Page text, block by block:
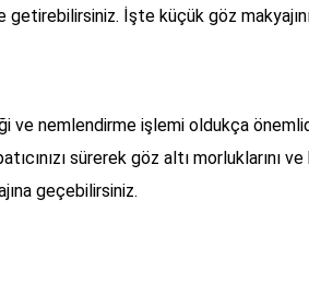
İşte küçük göz
ve nemlendirme işlemi oldukça
sürerek göz altı morluklarını ve
geçebilirsiniz.